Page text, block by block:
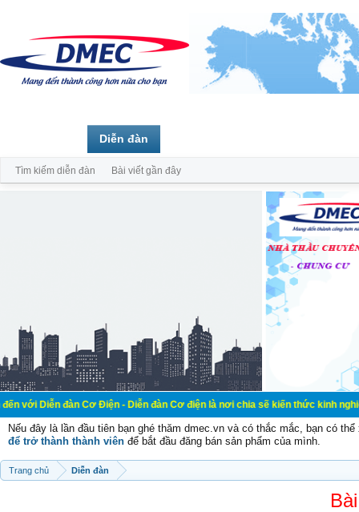
đàn Cơ Điện - Diễn đàn Cơ điện là nơi chia sẽ kiến thức kinh nghiệm
Nếu đây là lần đầu tiên bạn ghé thăm dmec.vn và có thắc mắc, bạn có
để trở thành thành viên để bắt đầu đăng bán sản phẩm của mình.
Trang chủ Diễn đàn
Diễn đàn
Tìm kiếm diễn đàn Bài viết gần đây